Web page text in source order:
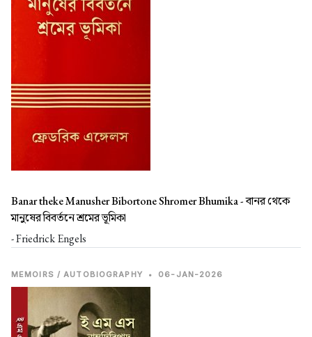
Banar theke Manusher Bibortone Shromer Bhumika -বানর থেকে
মানুষের বিবর্তনে শ্রমের ভূমিকা
- Friedrick Engels
MEMOIRS / AUTOBIOGRAPHY • 06-JAN-2026